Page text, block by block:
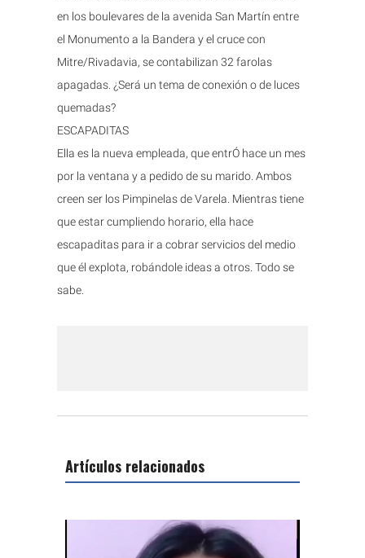
en los boulevares de la avenida San Martín entre
el Monumento a la Bandera y el cruce con
Mitre/Rivadavia, se contabilizan 32 farolas
apagadas. ¿Será un tema de conexión o de luces
quemadas?
ESCAPADITAS
Ella es la nueva empleada, que entrÓ hace un mes
por la ventana y a pedido de su marido. Ambos
creen ser los Pimpinelas de Varela. Mientras tiene
que estar cumpliendo horario, ella hace
escapaditas para ir a cobrar servicios del medio
que él explota, robándole ideas a otros. Todo se
sabe.
Artículos relacionados